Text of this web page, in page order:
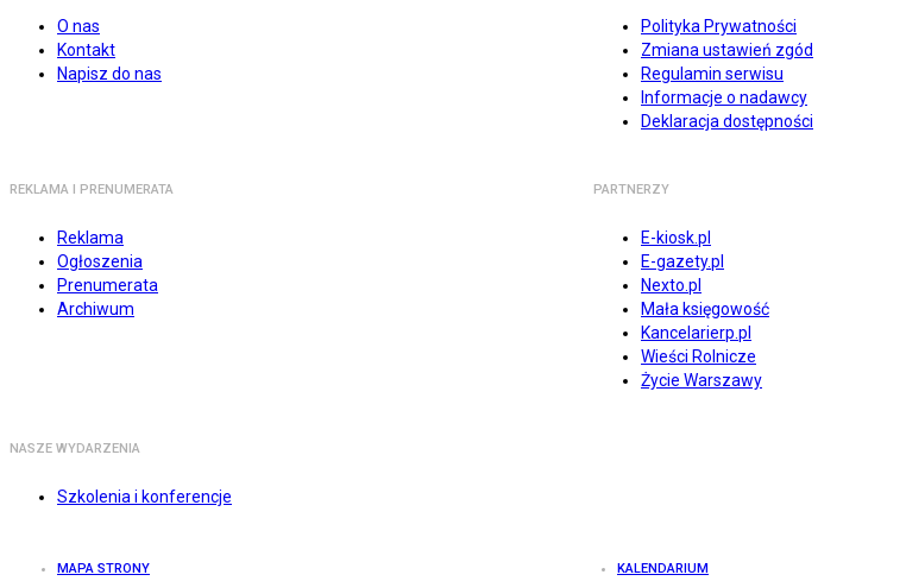
O nas
Kontakt
Napisz do nas
Polityka Prywatności
Zmiana ustawień zgód
Regulamin serwisu
Informacje o nadawcy
Deklaracja dostępności
REKLAMA I PRENUMERATA
Reklama
Ogłoszenia
Prenumerata
Archiwum
PARTNERZY
E-kiosk.pl
E-gazety.pl
Nexto.pl
Mała księgowość
Kancelarierp.pl
Wieści Rolnicze
Życie Warszawy
NASZE WYDARZENIA
Szkolenia i konferencje
MAPA STRONY KALENDARIUM